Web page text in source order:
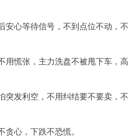
安心等待信号，不到点位不动，不
用慌张，主力洗盘不被甩下车，高
突发利空，不用纠结要不要卖，不
心，下跌不恐慌。